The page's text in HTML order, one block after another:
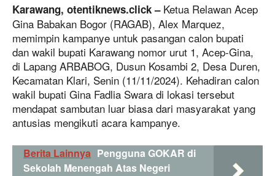
Karawang, otentiknews.click –Ketua Relawan Acep
Gina Babakan Bogor (RAGAB), Alex Marquez,
memimpin kampanye untuk pasangan calon bupati
dan wakil bupati Karawang nomor urut 1, Acep-Gina,
di Lapang ARBABOG, Dusun Kosambi 2, Desa Duren,
Kecamatan Klari, Senin (11/11/2024). Kehadiran calon
wakil bupati Gina Fadlia Swara di lokasi tersebut
mendapat sambutan luar biasa dari masyarakat yang
antusias mengikuti acara kampanye.
Berita Lainnya Pengguna GOKAR di
Sekolah Menengah Atas Negeri